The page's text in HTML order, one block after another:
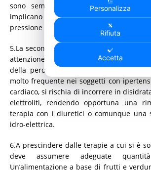
sono sempre da concordare con il
implicano automaticamente la
pressione più frequentemente.
5.La seconda categoria di pazienti che
attenzione sono coloro che fanno uso
della perdita di liquidi e di sali dovuta
molto frequente nei soggetti con
cardiaco, si rischia di incorrere in
elettroliti, rendendo opportuna una
terapia con i diuretici o comunque una
idro-elettrica.
6.A prescindere dalle terapie a cui si è
deve assumere adeguate
Un’alimentazione a base di frutti e
Personalizza
Rifiuta
Accetta